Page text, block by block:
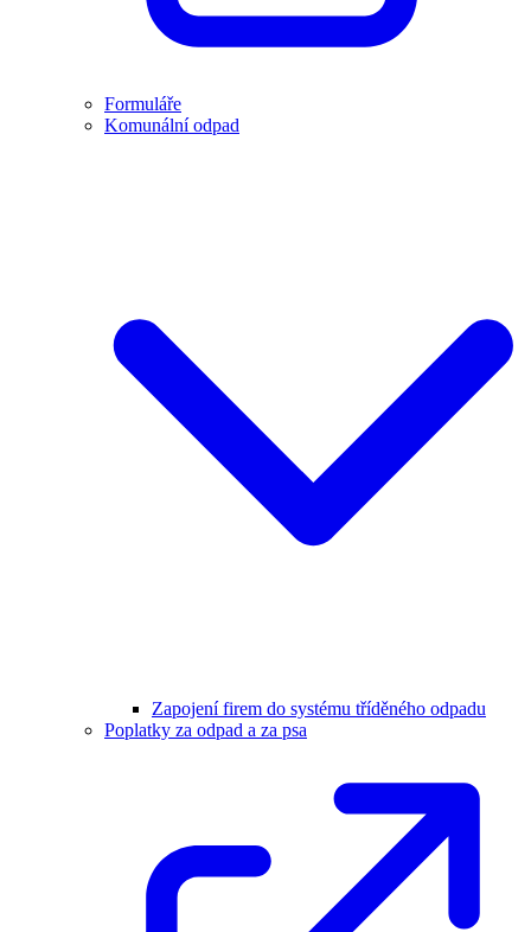
Formuláře
Komunální odpad
Zapojení firem do systému tříděného odpadu
Poplatky za odpad a za psa